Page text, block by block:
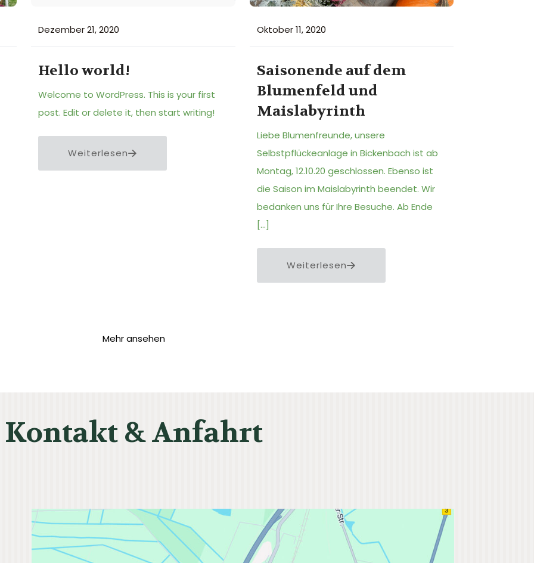
Dezember 21, 2020
Hello world!
Welcome to WordPress. This is your first
post. Edit or delete it, then start writing!
Weiterlesen
Oktober 11, 2020
Saisonende auf dem
Blumenfeld und
Maislabyrinth
Liebe Blumenfreunde, unsere
Selbstpflückeanlage in Bickenbach ist ab
Montag, 12.10.20 geschlossen. Ebenso ist
die Saison im Maislabyrinth beendet. Wir
bedanken uns für Ihre Besuche. Ab Ende
[…]
Weiterlesen
Mehr ansehen
Kontakt & Anfahrt